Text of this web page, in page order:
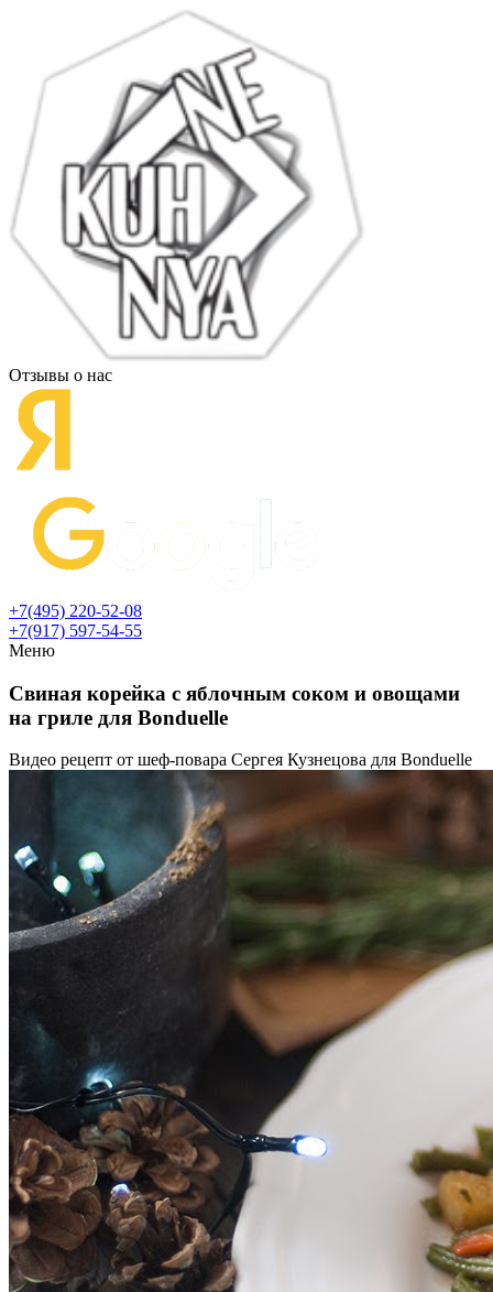
Отзывы о нас
+7(495) 220-52-08
+7(917) 597-54-55
Меню
Свиная корейка с яблочным соком и овощами
на гриле для Bonduelle
Видео рецепт от шеф-повара Cергея Кузнецова для Bonduelle